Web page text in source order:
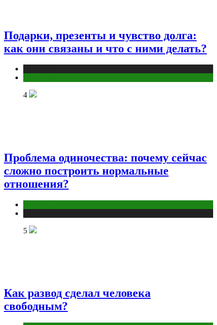
Подарки, презенты и чувство долга:
как они связаны и что с ними делать?
4
Проблема одиночества: почему сейчас
сложно построить нормальные
отношения?
5
Как развод сделал человека
свободным?